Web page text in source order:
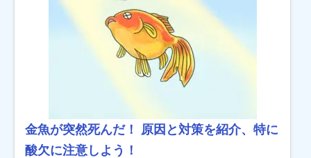
金魚が突然死んだ！ 原因と対策を紹介、特に
酸欠に注意しよう！